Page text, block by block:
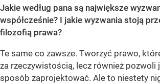
Jakie według pana są największe
współcześnie? I jakie wyzwania stoją
filozofią prawa?
Te same co zawsze. Tworzyć prawo,
za rzeczywistością, lecz również pozwoli
sposób zaprojektować. Ale to niestety